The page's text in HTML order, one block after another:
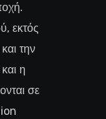
εκτός
την
η
σε